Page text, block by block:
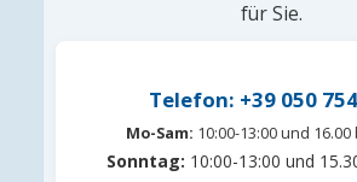
für Sie.
Telefon: +39 050
Mo-Sam: 10:00-13:00 und 16.00
Sonntag: 10:00-13:00 und